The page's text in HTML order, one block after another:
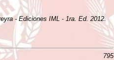
- Ediciones IML - 1ra. Ed. 2012.
795